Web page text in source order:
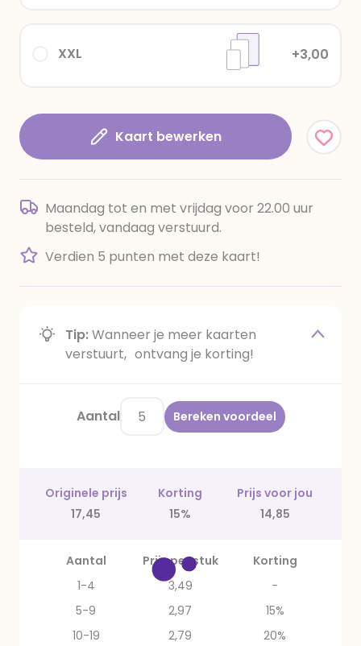
XXL +3,00
Kaart bewerken
Maandag tot en met vrijdag voor 22.00 uur
besteld, vandaag verstuurd.
Verdien 5 punten met deze kaart!
Tip:Wanneer je meer kaarten
verstuurt, ontvang je korting!
Aantal Bereken voordeel
Originele prijs Korting
Prijs voor jou
17,45
15% 14,85
Aantal Prijs per stuk
Korting
1-4
3,49
-
5-9
2,97
15%
10-19
2,79
20%